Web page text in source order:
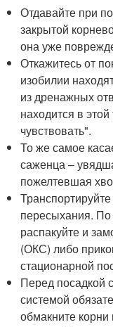
Отдавайте при
закрытой
она уже
Откажитесь от
изобилии
из дренажных
находится в
чувствовать".
То же самое
саженца –
пожелтевшая
пересыхания. По
распакуйте и
(ОКС) либо
стационарной
Перед посадкой
системой
обмакните